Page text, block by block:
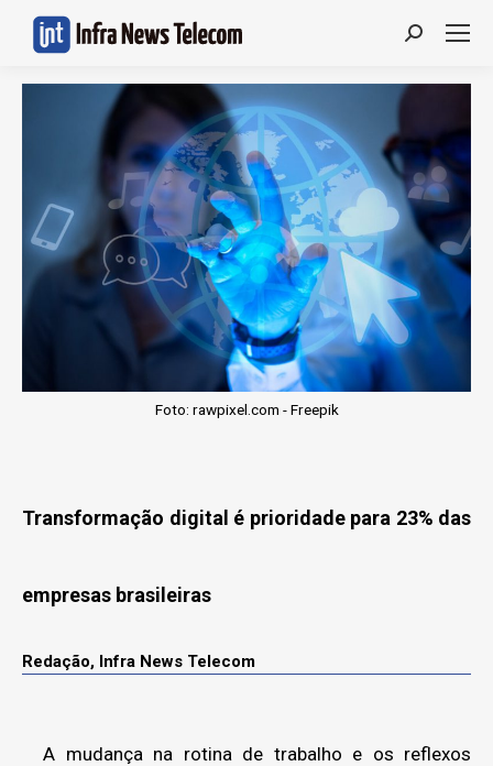
Search:
Foto: rawpixel.com - Freepik
Transformação digital é prioridade para 23% das
empresas brasileiras
Redação, Infra News Telecom
A mudança na rotina de trabalho e os reflexos